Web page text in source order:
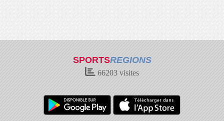
SPORTSREGIONS
66203 visites